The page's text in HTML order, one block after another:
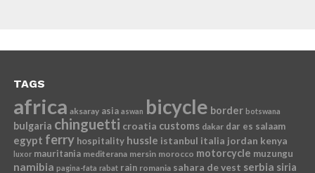
TAGS
africa aksaray asia aswan bicycle border botswana
bulgaria chinguetti croatia customs dakar dar es salaam
egypt ferry hospitality hussle istanbul italia jordan kenya
luxor mauritania mediterana mersin morocco motorcycle muzungu
namibia pagina-fata rabat rain romania sahara de vest serbia siria